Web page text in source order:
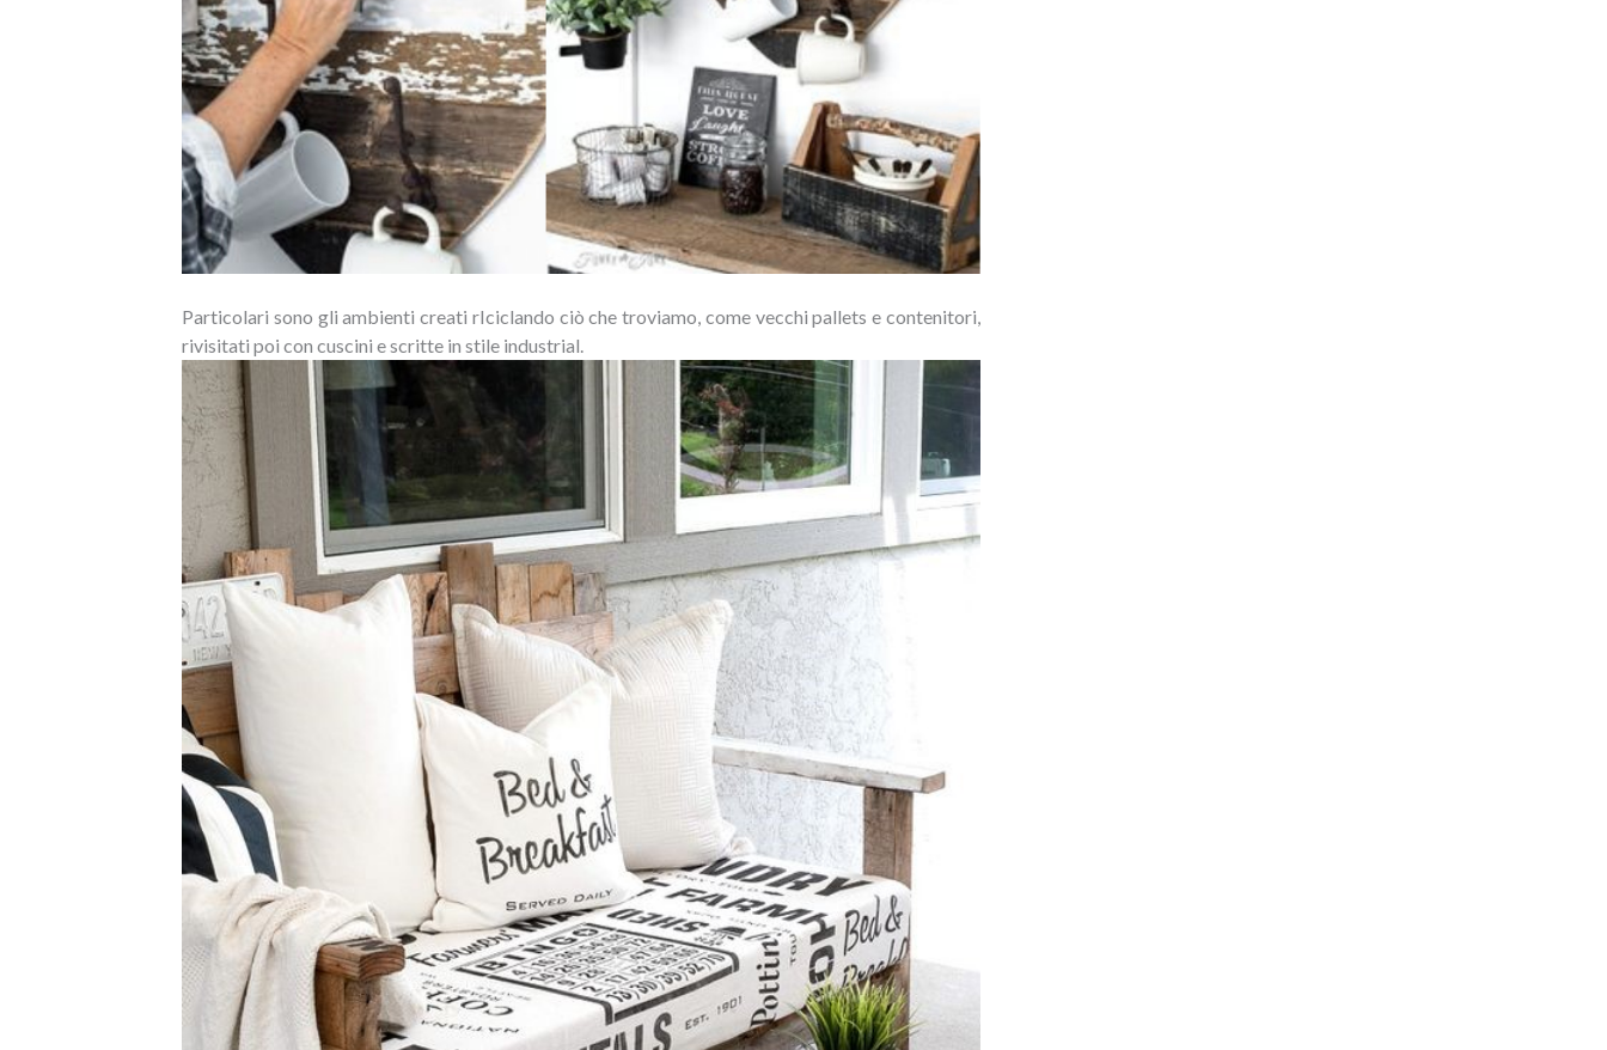
Particolari sono gli ambienti creati rIciclando ciò che troviamo, come vecchi pallets e contenitori,
rivisitati poi con cuscini e scritte in stile industrial.